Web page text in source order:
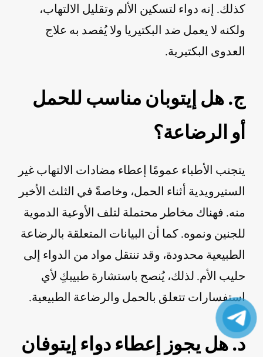
كذلك. إنه دواء لتسكين الألم وتقليل الالتهاب،
ولكنه لا يعمل ضد البكتيريا ولا يُقصد به علاج
العدوى البكتيرية.
ج. هل إيتوبان مناسب للحمل
أو الرضاعة؟
يتجنب الأطباء عمومًا إعطاء مضادات الالتهاب غير
الستيرويدية أثناء الحمل، وخاصةً في الثلث الأخير
منه. فهناك مخاطر محتملة لتلف الأوعية الدموية
للجنين ونموه. كما أن البيانات المتعلقة بالرضاعة
الطبيعية محدودة، وقد تنتقل مواد من الدواء إلى
حليب الأم. لذلك، يُنصح باستشارة طبيبكِ لأي
استفسارات تتعلق بالحمل والرضاعة الطبيعية.
د. هل يجوز إعطاء دواء إيتوفان